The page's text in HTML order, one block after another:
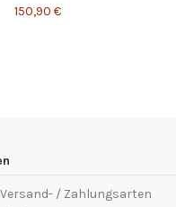
150,90 €
/ Zahlungsarten